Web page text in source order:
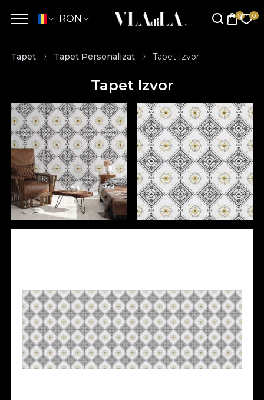
RON
Tapet Tapet Personalizat Tapet Izvor
Tapet Izvor